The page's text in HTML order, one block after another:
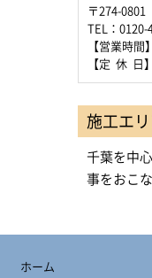
〒274-
TEL：0120-
【営業時間
【定 休 日
施工エ
千葉を中
事をおこ
ホーム